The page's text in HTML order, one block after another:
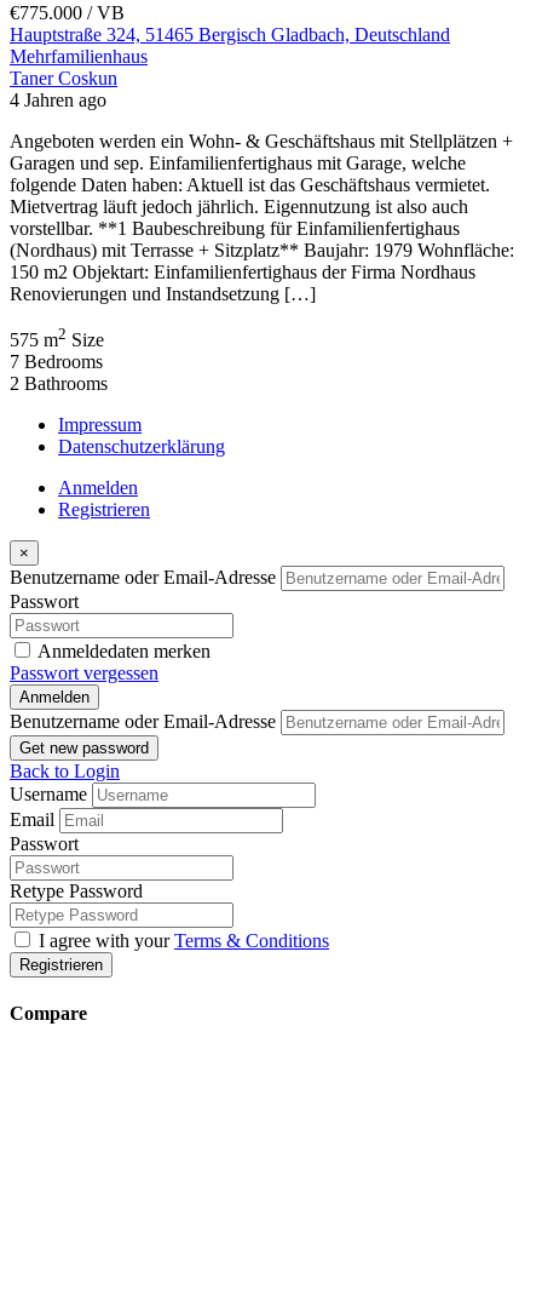
€775.000 / VB
Hauptstraße 324, 51465 Bergisch Gladbach, Deutschland
Mehrfamilienhaus
Taner Coskun
4 Jahren ago
Angeboten werden ein Wohn- & Geschäftshaus mit Stellplätzen +
Garagen und sep. Einfamilienfertighaus mit Garage, welche
folgende Daten haben: Aktuell ist das Geschäftshaus vermietet.
Mietvertrag läuft jedoch jährlich. Eigennutzung ist also auch
vorstellbar. **1 Baubeschreibung für Einfamilienfertighaus
(Nordhaus) mit Terrasse + Sitzplatz** Baujahr: 1979 Wohnfläche:
150 m2 Objektart: Einfamilienfertighaus der Firma Nordhaus
Renovierungen und Instandsetzung […]
575 m2 Size
7 Bedrooms
2 Bathrooms
Impressum
Datenschutzerklärung
Anmelden
Registrieren
×
Benutzername oder Email-Adresse
Passwort
Anmeldedaten merken
Passwort vergessen
Anmelden
Benutzername oder Email-Adresse
Get new password
Back to Login
Username
Email
Passwort
Retype Password
I agree with yourTerms & Conditions
Registrieren
Compare